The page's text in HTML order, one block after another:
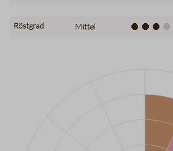
Röstgrad Mittel